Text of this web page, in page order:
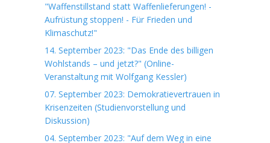
"Waffenstillstand statt Waffenlieferungen! -
Aufrüstung stoppen! - Für Frieden und
Klimaschutz!"
14. September 2023: "Das Ende des billigen
Wohlstands – und jetzt?" (Online-
Veranstaltung mit Wolfgang Kessler)
07. September 2023: Demokratievertrauen in
Krisenzeiten (Studienvorstellung und
Diskussion)
04. September 2023: "Auf dem Weg in eine